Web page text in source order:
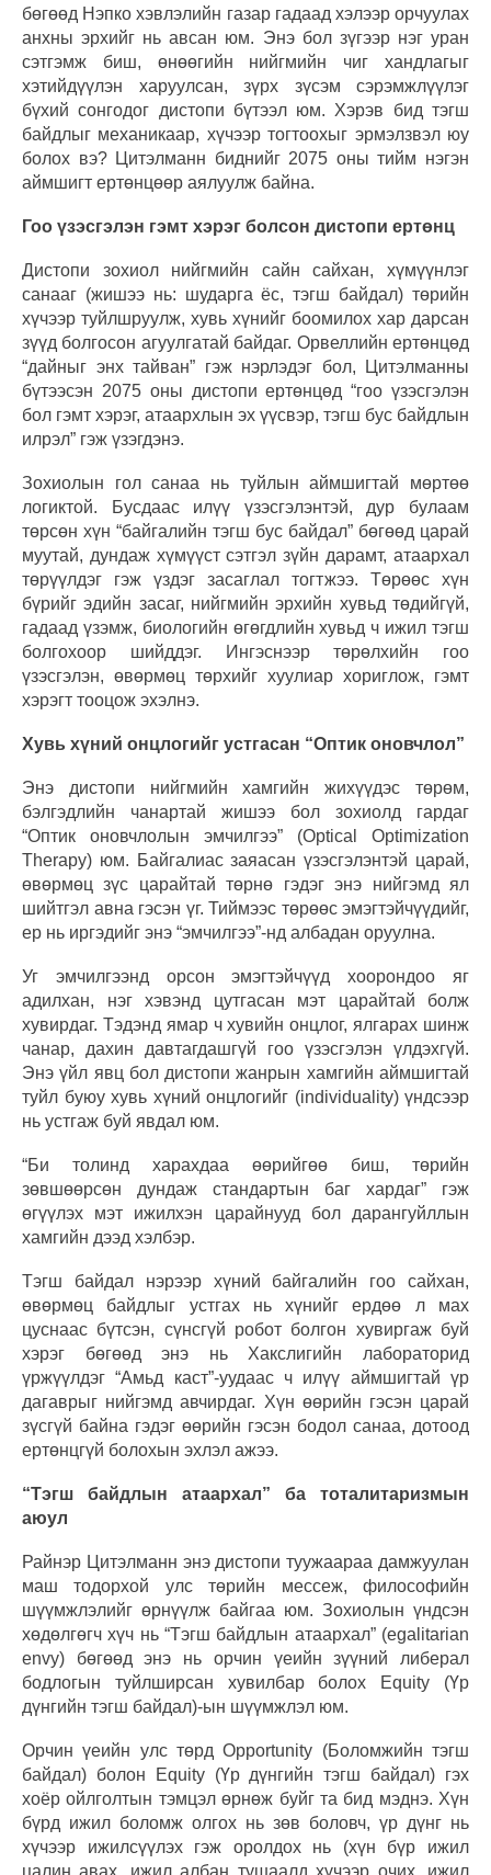
бөгөөд Нэпко хэвлэлийн газар гадаад хэлээр орчуулах
анхны эрхийг нь авсан юм. Энэ бол зүгээр нэг уран
сэтгэмж биш, өнөөгийн нийгмийн чиг хандлагыг
хэтийдүүлэн харуулсан, зүрх зүсэм сэрэмжлүүлэг
бүхий сонгодог дистопи бүтээл юм. Хэрэв бид тэгш
байдлыг механикаар, хүчээр тогтоохыг эрмэлзвэл юу
болох вэ? Цитэлманн биднийг 2075 оны тийм нэгэн
аймшигт ертөнцөөр аялуулж байна.
Гоо үзэсгэлэн гэмт хэрэг болсон дистопи ертөнц
Дистопи зохиол нийгмийн сайн сайхан, хүмүүнлэг
санааг (жишээ нь: шударга ёс, тэгш байдал) төрийн
хүчээр туйлшруулж, хувь хүнийг боомилох хар дарсан
зүүд болгосон агуулгатай байдаг. Орвеллийн ертөнцөд
“дайныг энх тайван” гэж нэрлэдэг бол, Цитэлманны
бүтээсэн 2075 оны дистопи ертөнцөд “гоо үзэсгэлэн
бол гэмт хэрэг, атаархлын эх үүсвэр, тэгш бус байдлын
илрэл” гэж үзэгдэнэ.
Зохиолын гол санаа нь туйлын аймшигтай мөртөө
логиктой. Бусдаас илүү үзэсгэлэнтэй, дур булаам
төрсөн хүн “байгалийн тэгш бус байдал” бөгөөд царай
муутай, дундаж хүмүүст сэтгэл зүйн дарамт, атаархал
төрүүлдэг гэж үздэг засаглал тогтжээ. Төрөөс хүн
бүрийг эдийн засаг, нийгмийн эрхийн хувьд төдийгүй,
гадаад үзэмж, биологийн өгөгдлийн хувьд ч ижил тэгш
болгохоор шийддэг. Ингэснээр төрөлхийн гоо
үзэсгэлэн, өвөрмөц төрхийг хуулиар хориглож, гэмт
хэрэгт тооцож эхэлнэ.
Хувь хүний онцлогийг устгасан “Оптик оновчлол”
Энэ дистопи нийгмийн хамгийн жихүүдэс төрөм,
бэлгэдлийн чанартай жишээ бол зохиолд гардаг
“Оптик оновчлолын эмчилгээ” (Optical Optimization
Therapy) юм. Байгалиас заяасан үзэсгэлэнтэй царай,
өвөрмөц зүс царайтай төрнө гэдэг энэ нийгэмд ял
шийтгэл авна гэсэн үг. Тиймээс төрөөс эмэгтэйчүүдийг,
ер нь иргэдийг энэ “эмчилгээ”-нд албадан оруулна.
Уг эмчилгээнд орсон эмэгтэйчүүд хоорондоо яг
адилхан, нэг хэвэнд цутгасан мэт царайтай болж
хувирдаг. Тэдэнд ямар ч хувийн онцлог, ялгарах шинж
чанар, дахин давтагдашгүй гоо үзэсгэлэн үлдэхгүй.
Энэ үйл явц бол дистопи жанрын хамгийн аймшигтай
туйл буюу хувь хүний онцлогийг (individuality) үндсээр
нь устгаж буй явдал юм.
“Би толинд харахдаа өөрийгөө биш, төрийн
зөвшөөрсөн дундаж стандартын баг хардаг” гэж
өгүүлэх мэт ижилхэн царайнууд бол дарангуйллын
хамгийн дээд хэлбэр.
Тэгш байдал нэрээр хүний байгалийн гоо сайхан,
өвөрмөц байдлыг устгах нь хүнийг ердөө л мах
цуснаас бүтсэн, сүнсгүй робот болгон хувиргаж буй
хэрэг бөгөөд энэ нь Хакслигийн лабораторид
үржүүлдэг “Амьд каст”-уудаас ч илүү аймшигтай үр
дагаврыг нийгэмд авчирдаг. Хүн өөрийн гэсэн царай
зүсгүй байна гэдэг өөрийн гэсэн бодол санаа, дотоод
ертөнцгүй болохын эхлэл ажээ.
“Тэгш байдлын атаархал” ба тоталитаризмын
аюул
Райнэр Цитэлманн энэ дистопи туужаараа дамжуулан
маш тодорхой улс төрийн мессеж, философийн
шүүмжлэлийг өрнүүлж байгаа юм. Зохиолын үндсэн
хөдөлгөгч хүч нь “Тэгш байдлын атаархал” (egalitarian
envy) бөгөөд энэ нь орчин үеийн зүүний либерал
бодлогын туйлширсан хувилбар болох Equity (Үр
дүнгийн тэгш байдал)-ын шүүмжлэл юм.
Орчин үеийн улс төрд Opportunity (Боломжийн тэгш
байдал) болон Equity (Үр дүнгийн тэгш байдал) гэх
хоёр ойлголтын тэмцэл өрнөж буйг та бид мэднэ. Хүн
бүрд ижил боломж олгох нь зөв боловч, үр дүнг нь
хүчээр ижилсүүлэх гэж оролдох нь (хүн бүр ижил
цалин авах, ижил албан тушаалд хүчээр очих, ижил